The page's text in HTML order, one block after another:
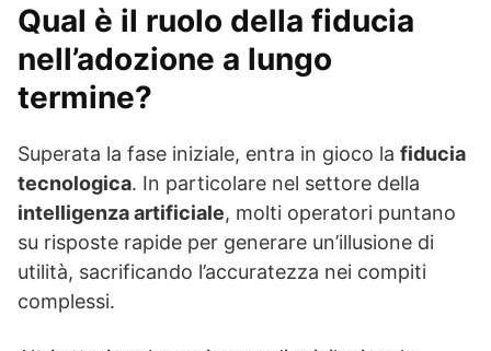
Qual è il ruolo della fiducia
nell’adozione a lungo
termine?
Superata la fase iniziale, entra in gioco la fiducia
tecnologica. In particolare nel settore della
intelligenza artificiale, molti operatori puntano
su risposte rapide per generare un’illusione di
utilità, sacrificando l’accuratezza nei compiti
complessi.